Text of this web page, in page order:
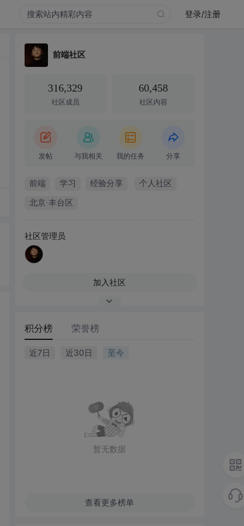
登录/注册
前端社区
316,329
社区成员
60,458
社区内容
发帖 与我相关 我的任务 分享
前端 学习 经验分享 个人社区
北京·丰台区
社区管理员
加入社区
积分榜 荣誉榜
近7日 近30日 至今
暂无数据
查看更多榜单